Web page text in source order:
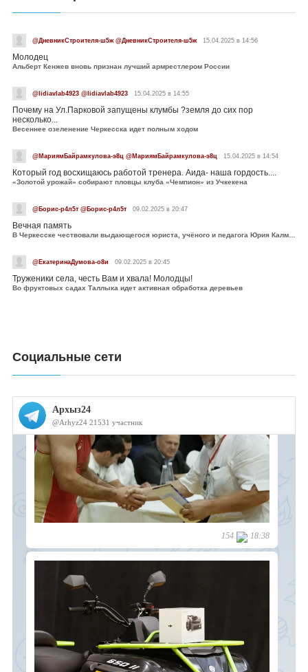
@ДневникСтроителя-ш5ж @ДневникСтроителя-ш5ж 15.04.2025 в 14:56
Молодец
Альберт Кенжев вновь признан лучший армрестлером России
@lidiavlab4923 @lidiavlab4923 15.04.2025 в 14:55
Почему на Ул.Парковой запущены клумбы ?земля до сих пор
несколько...
Весеннее озеленение Черкесска идет полным ходом
@МариямБайрамкулова-э8ц @МариямБайрамкулова-э8ц 15.04.2025 в 14:54
Который год восхищаюсь работой тренера. Аида- наша гордость....
«Золотой урожай» собирают пловцы клуба «Чемпион» из Учкекена
@Борис-р4л5т @Борис-р4л5т 09.02.2025 в 20:47
Вечная память
В Черкесске чествовали выдающегося юриста, учёного и педагога Юрия Калмыкова
@ЕкатеринаДумова-о8и 09.02.2025 в 20:45
Труженики села, честь Вам и хвала! Молодцы!
Во фруктовых садах Таллыка идет активная обработка деревьев
Социальные сети